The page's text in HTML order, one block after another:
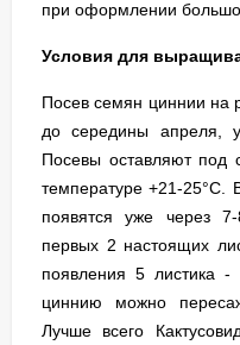
при оформлении
Условия для
Посев семян циннии на
до середины апреля,
Посевы оставляют под
температуре +21-25°С.
появятся уже через
первых 2 настоящих
появления 5 листика
циннию можно
Лучше всего